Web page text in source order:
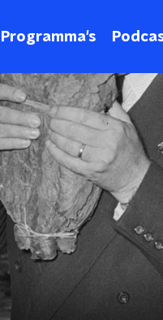
Programma's